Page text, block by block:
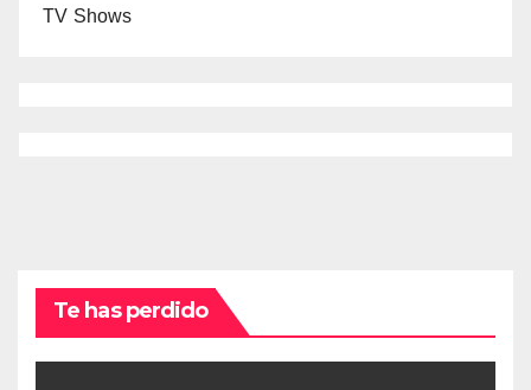
TV Shows
Te has perdido